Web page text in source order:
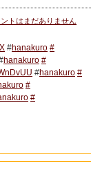
ントはまだありません
#hanakuro #
hanakuro #
#hanakuro #
#
#